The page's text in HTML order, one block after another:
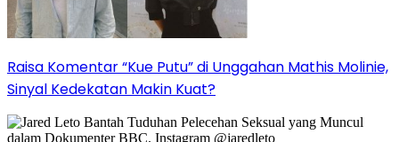
Raisa Komentar “Kue Putu” di Unggahan Mathis Molinie,
Sinyal Kedekatan Makin Kuat?